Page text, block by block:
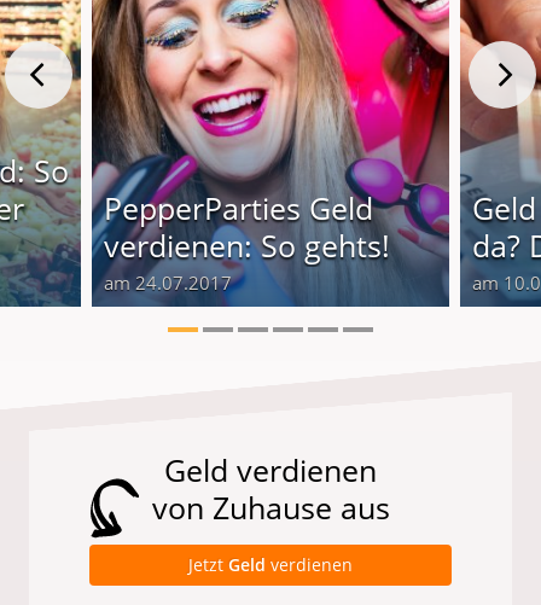
So
PepperParties Geld
verdienen: So gehts!
am 24.07.2017
da?
am
Geld verdienen
von Zuhause aus
Jetzt Geld verdienen